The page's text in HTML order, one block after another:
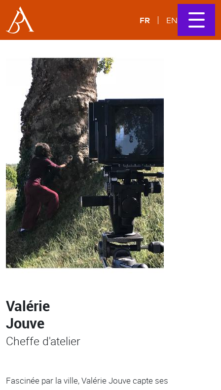
FR EN
Valérie
Jouve
Cheffe d'atelier
Fascinée par la ville, Valérie Jouve capte ses